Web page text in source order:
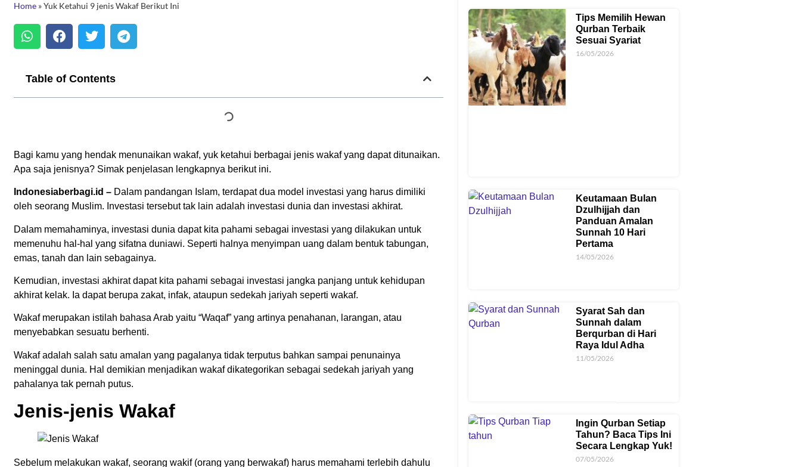
Home »Yuk Ketahui 9 jenis Wakaf Berikut Ini
Table of Contents
Bagi kamu yang hendak menunaikan wakaf, yuk ketahui berbagai jenis wakaf yang dapat ditunaikan.
Apa saja jenisnya? Simak penjelasan lengkapnya berikut ini.
Indonesiaberbagi.id – Dalam pandangan Islam, terdapat dua model investasi yang harus dimiliki
oleh seorang Muslim. Investasi tersebut tak lain adalah investasi dunia dan investasi akhirat.
Dalam memahaminya, investasi dunia dapat kita pahami sebagai investasi yang dilakukan untuk
memenuhu hal-hal yang sifatna duniawi. Seperti halnya menyimpan uang dalam bentuk tabungan,
emas, tanah dan lain sebagainya.
Kemudian, investasi akhirat dapat kita pahami sebagai investasi jangka panjang untuk kehidupan
akhirat kelak. Ia dapat berupa zakat, infak, ataupun sedekah jariyah seperti wakaf.
Wakaf merupakan istilah bahasa Arab yaitu “Waqaf” yang artinya penahanan, larangan, atau
menyebabkan sesuatu berhenti.
Wakaf adalah salah satu amalan yang pagalanya tidak terputus bahkan sampai penunainya
meninggal dunia. Hal demikian menjadikan wakaf dikategorikan sebagai sedekah jariyah yang
pahalanya tak pernah putus.
Jenis-jenis Wakaf
Sebelum melakukan wakaf, seorang wakif (orang yang berwakaf) harus memahami terlebih dahulu
Tips Memilih Hewan
Qurban Terbaik
Sesuai Syariat
16/05/2026
Keutamaan Bulan
Dzulhijjah dan
Panduan Amalan
Sunnah 10 Hari
Pertama
14/05/2026
Syarat Sah dan
Sunnah dalam
Berqurban di Hari
Raya Idul Adha
11/05/2026
Ingin Qurban Setiap
Tahun? Baca Tips Ini
Secara Lengkap Yuk!
07/05/2026